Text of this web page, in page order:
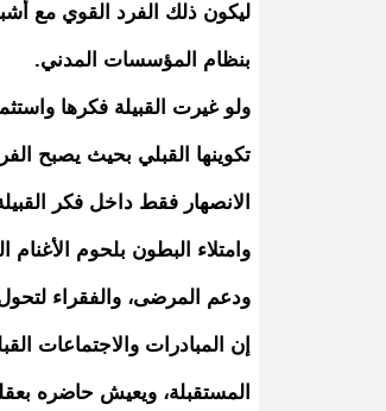
ليكون ذلك الفرد القوي مع
بنظام المؤسسات المدني.
ولو غيرت القبيلة فكرها
تكوينها القبلي بحيث يصبح
الانصهار فقط داخل فكر
وامتلاء البطون بلحوم
ودعم المرضى، والفقراء
إن المبادرات والاجتماعات
المستقبلة، ويعيش حاضره